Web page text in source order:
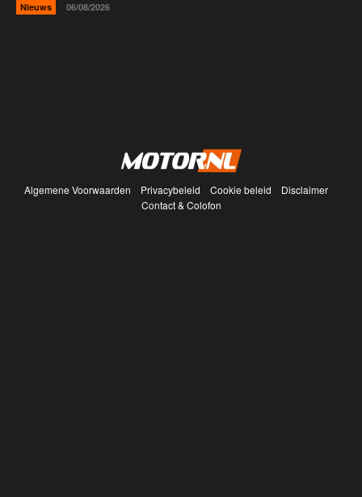
Nieuws 06/08/2026
Algemene Voorwaarden Privacybeleid Cookie beleid
Disclaimer
Contact & Colofon